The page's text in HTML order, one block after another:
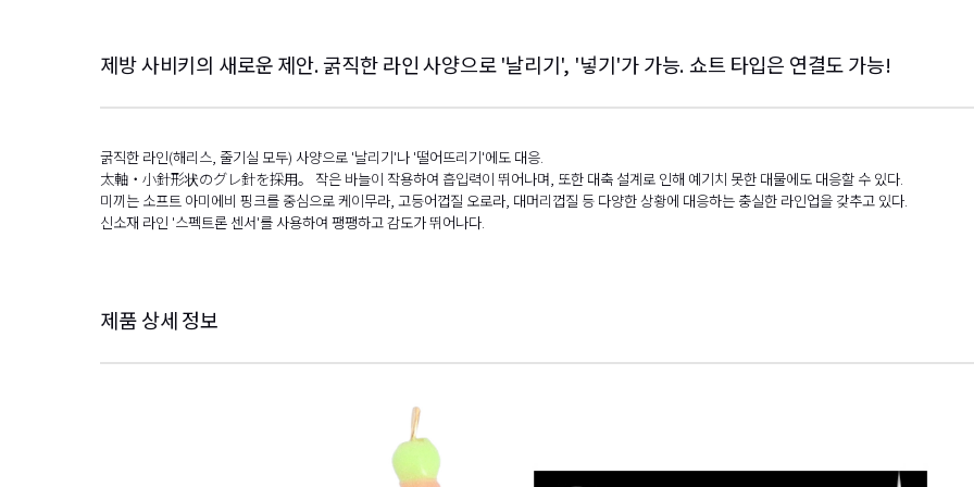
제방 사비키의 새로운 제안. 굵직한 라인 사양으로 '날리기', '넣기'가 가능. 쇼트 타입은 연결도 가능!
굵직한 라인(해리스, 줄기실 모두) 사양으로 '날리기'나 '떨어뜨리기'에도 대응.
太軸・小針形状のグレ針を採用。 작은 바늘이 작용하여 흡입력이 뛰어나며, 또한 대축 설계로 인해 예기치 못한 대물에도 대응할 수 있다.
미끼는 소프트 아미에비 핑크를 중심으로 케이무라, 고등어껍질 오로라, 대머리껍질 등 다양한 상황에 대응하는 충실한 라인업을 갖추고 있다.
신소재 라인 '스펙트론 센서'를 사용하여 팽팽하고 감도가 뛰어나다.
제품 상세 정보